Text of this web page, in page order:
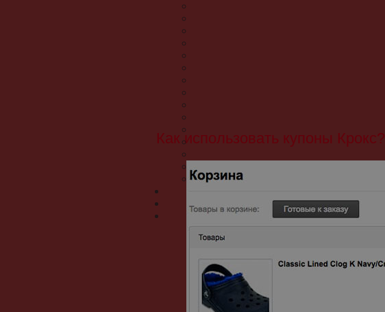
Как использовать купоны Крокс?